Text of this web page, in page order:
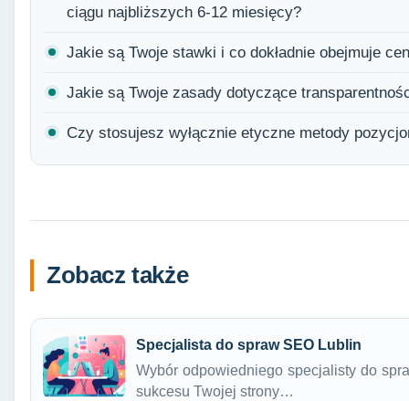
ciągu najbliższych 6-12 miesięcy?
Jakie są Twoje stawki i co dokładnie obejmuje
Jakie są Twoje zasady dotyczące
Czy stosujesz wyłącznie etyczne metody
Zobacz także
Specjalista do spraw SEO Lublin
Wybór odpowiedniego specjalisty do
sukcesu Twojej strony…